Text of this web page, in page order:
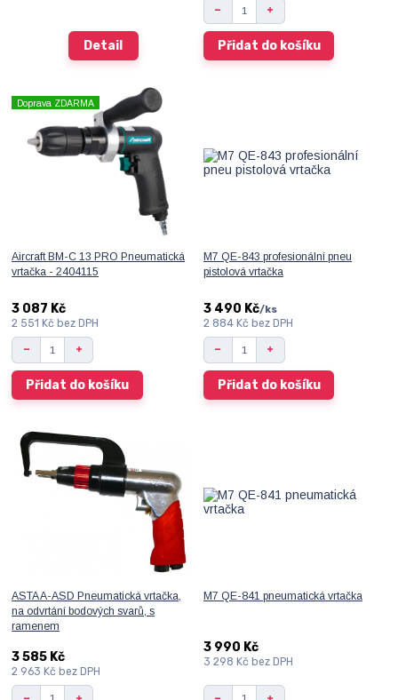
Detail Přidat do košíku
Doprava ZDARMA
Aircraft BM-C 13 PRO Pneumatická
vrtačka - 2404115
3 087 Kč
2 551 Kčbez DPH
Přidat do košíku
M7 QE-843 profesionální pneu
pistolová vrtačka
3 490 Kč/ks
2 884 Kč bez DPH
Přidat do košíku
ASTA A-ASD Pneumatická vrtačka,
na odvrtání bodových svarů, s
ramenem
3 585 Kč
2 963 Kč bez DPH
M7 QE-841 pneumatická vrtačka
3 990 Kč
3 298 Kč bez DPH